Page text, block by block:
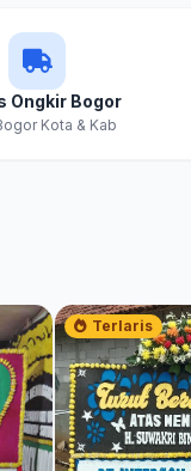
Ongkir Bogor
Kota & Kab
Terlaris